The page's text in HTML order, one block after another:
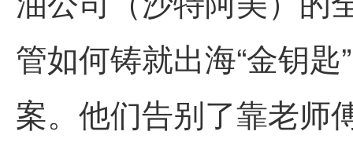
管如何铸就出海“金钥匙
案。他们告别了靠老师